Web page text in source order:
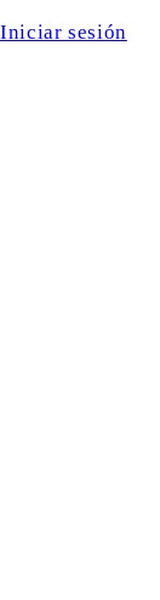
Iniciar sesión